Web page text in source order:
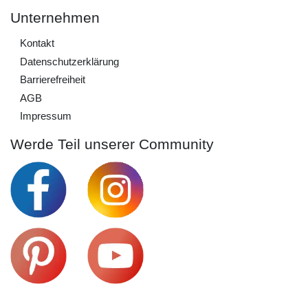
Unternehmen
Kontakt
Daten­schutz­erklärung
Barrierefreiheit
AGB
Impressum
Werde Teil unserer Community